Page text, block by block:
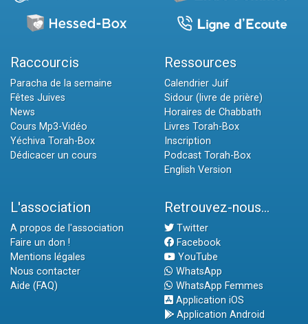
Raccourcis
Paracha de la semaine
Fêtes Juives
News
Cours Mp3-Vidéo
Yéchiva Torah-Box
Dédicacer un cours
Ressources
Calendrier Juif
Sidour (livre de prière)
Horaires de Chabbath
Livres Torah-Box
Inscription
Podcast Torah-Box
English Version
L'association
A propos de l'association
Faire un don !
Mentions légales
Nous contacter
Aide (FAQ)
Retrouvez-nous...
Twitter
Facebook
YouTube
WhatsApp
WhatsApp Femmes
Application iOS
Application Android